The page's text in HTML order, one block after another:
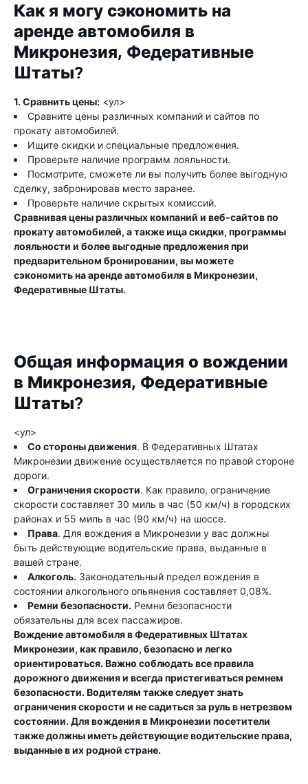
Как я могу сэкономить на
аренде автомобиля в
Микронезия, Федеративные
Штаты?
1. Сравнить цены: <ул>
Сравните цены различных компаний и сайтов по
прокату автомобилей.
Ищите скидки и специальные предложения.
Проверьте наличие программ лояльности.
Посмотрите, сможете ли вы получить более выгодную
сделку, забронировав место заранее.
Проверьте наличие скрытых комиссий.
Сравнивая цены различных компаний и веб-сайтов по
прокату автомобилей, а также ища скидки, программы
лояльности и более выгодные предложения при
предварительном бронировании, вы можете
сэкономить на аренде автомобиля в Микронезии,
Федеративные Штаты.
Общая информация о вождении
в Микронезия, Федеративные
Штаты?
<ул>
Со стороны движения. В Федеративных Штатах
Микронезии движение осуществляется по правой стороне
дороги.
Ограничения скорости. Как правило, ограничение
скорости составляет 30 миль в час (50 км/ч) в городских
районах и 55 миль в час (90 км/ч) на шоссе.
Права. Для вождения в Микронезии у вас должны
быть действующие водительские права, выданные в
вашей стране.
Алкоголь. Законодательный предел вождения в
состоянии алкогольного опьянения составляет 0,08%.
Ремни безопасности. Ремни безопасности
обязательны для всех пассажиров.
Вождение автомобиля в Федеративных Штатах
Микронезии, как правило, безопасно и легко
ориентироваться. Важно соблюдать все правила
дорожного движения и всегда пристегиваться ремнем
безопасности. Водителям также следует знать
ограничения скорости и не садиться за руль в нетрезвом
состоянии. Для вождения в Микронезии посетители
также должны иметь действующие водительские права,
выданные в их родной стране.